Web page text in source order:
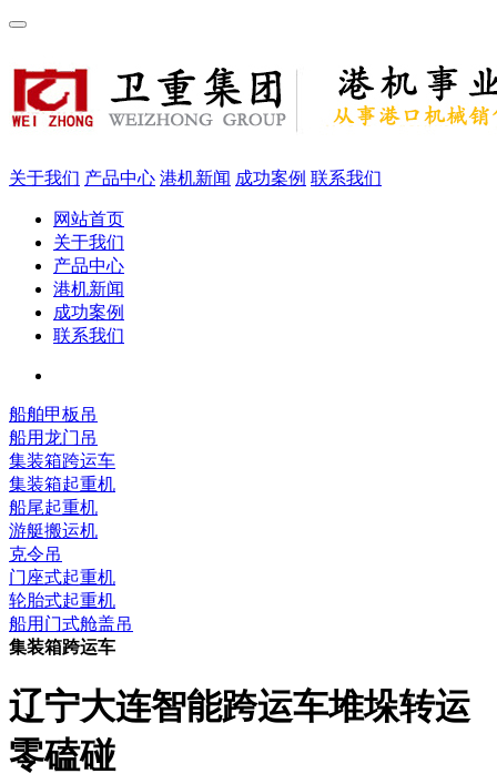
关于我们 产品中心 港机新闻 成功案例 联系我们
网站首页
关于我们
产品中心
港机新闻
成功案例
联系我们
船舶甲板吊
船用龙门吊
集装箱跨运车
集装箱起重机
船尾起重机
游艇搬运机
克令吊
门座式起重机
轮胎式起重机
船用门式舱盖吊
集装箱跨运车
辽宁大连智能跨运车堆垛转运
零磕碰